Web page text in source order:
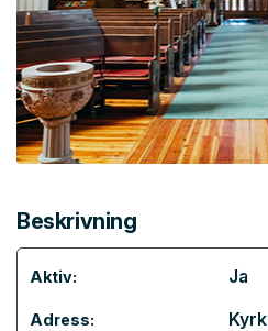
Beskrivning
Aktiv: Ja
Adress: